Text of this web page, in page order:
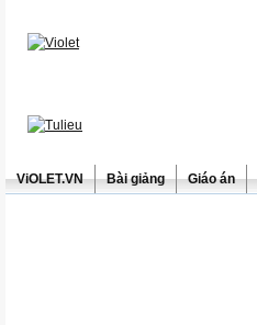
ViOLET.VN Bài giảng Giáo án